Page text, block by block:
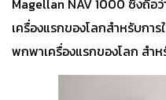
Magellan NAV 1000 ซึ่งถือ
เครื่องแรกของโลกสำหรับกา
พกพาเครื่องแรกของโลก สำห